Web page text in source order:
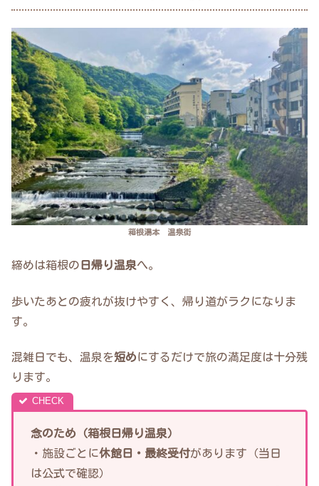
箱根湯本 温泉街
締めは箱根の 日帰り温泉へ。
歩いたあとの疲れが抜けやすく、帰り道がラクになりま
す。
混雑日でも、温泉を短めにするだけで旅の満足度は十分残
ります。
念のため（箱根日帰り温泉）
・施設ごとに休館日・最終受付があります（当日
は公式で確認）